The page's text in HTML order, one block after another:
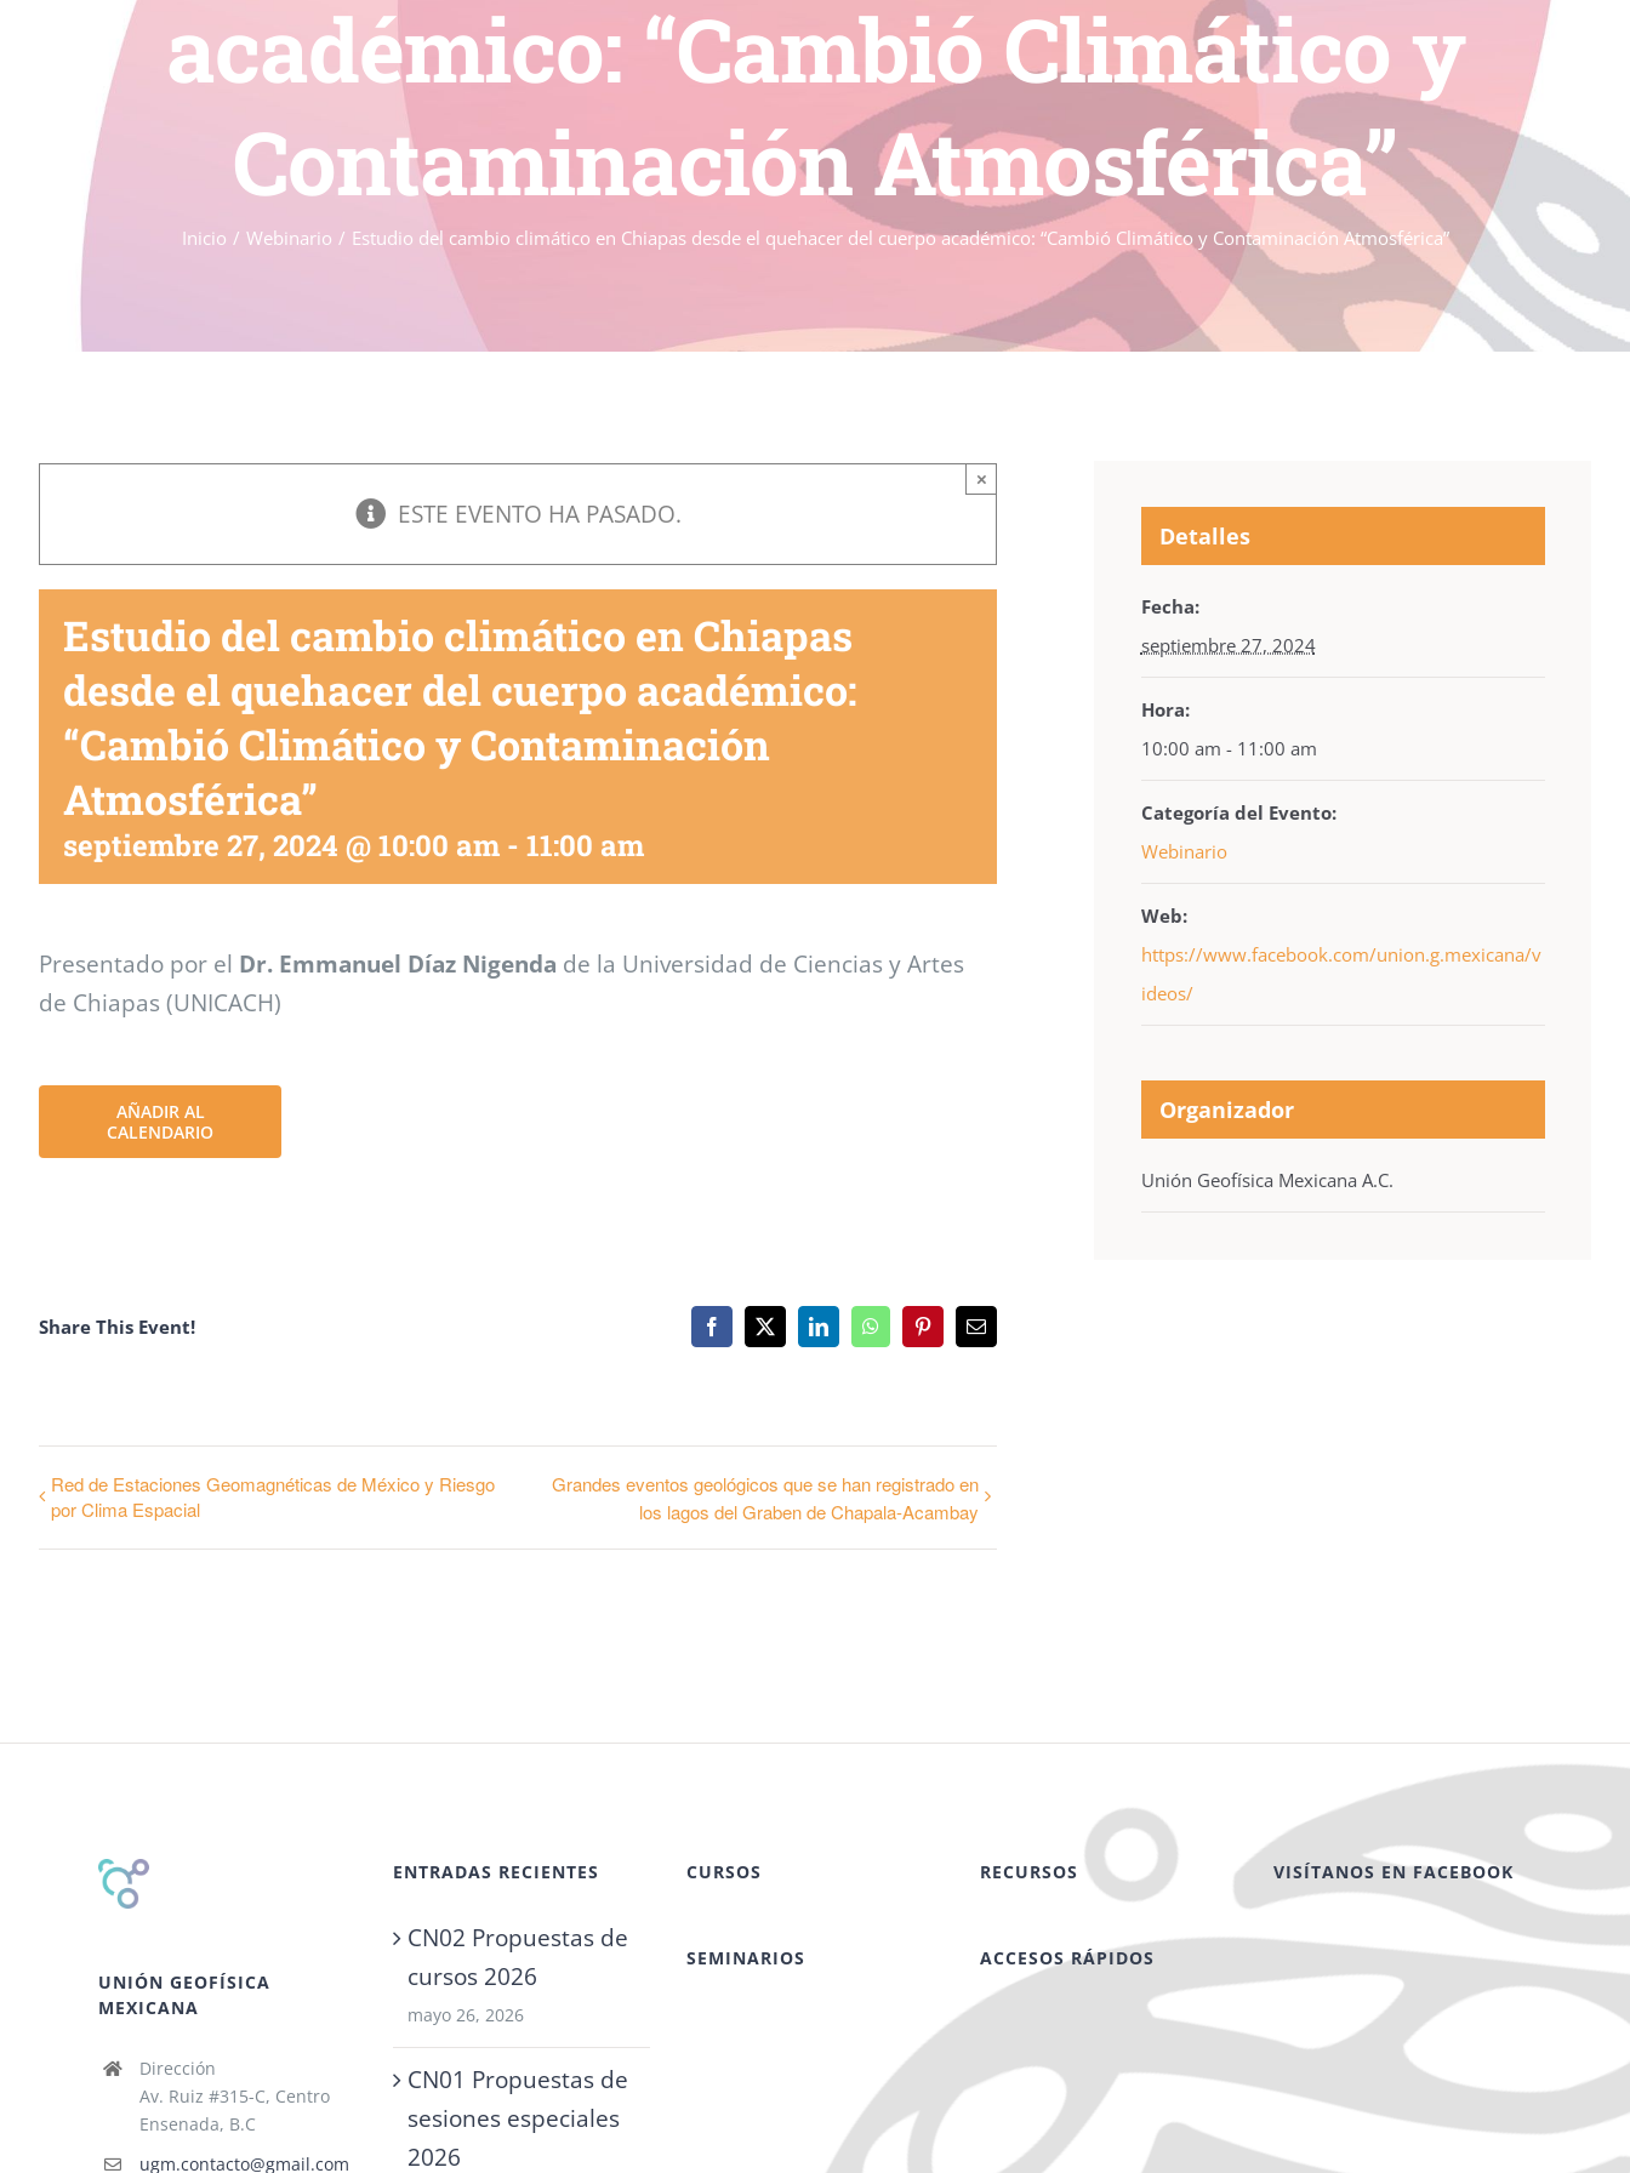
académico: “Cambió Climático y
Contaminación Atmosférica”
Inicio Webinario Estudio del cambio climático en Chiapas desde el quehacer del cuerpo académico: “Cambió Climático y Contaminación Atmosférica”
ESTE EVENTO HA PASADO.
×
Estudio del cambio climático en Chiapas
desde el quehacer del cuerpo académico:
“Cambió Climático y Contaminación
Atmosférica”
septiembre 27, 2024 @ 10:00 am - 11:00 am
Presentado por el Dr. Emmanuel Díaz Nigenda de la Universidad de Ciencias y Artes
de Chiapas (UNICACH)
AÑADIR AL
CALENDARIO
Share This Event! FacebookTwitterLinkedInWhatsAppPinterestCorreo
Red de Estaciones Geomagnéticas de México y Riesgo
por Clima Espacial
Grandes eventos geológicos que se han registrado en
los lagos del Graben de Chapala-Acambay
Detalles
Fecha:
septiembre 27, 2024
Hora:
10:00 am - 11:00 am
Categoría del Evento:
Webinario
Web:
https://www.facebook.com/union.g.mexicana/v
ideos/
Organizador
Unión Geofísica Mexicana A.C.
UNIÓN GEOFÍSICA
MEXICANA
Dirección
Av. Ruiz #315-C, Centro
Ensenada, B.C
ugm.contacto@gmail.com
ENTRADAS RECIENTES
CN02 Propuestas de
cursos 2026
mayo 26, 2026
CN01 Propuestas de
sesiones especiales
2026
CURSOS
SEMINARIOS
RECURSOS
ACCESOS RÁPIDOS
VISÍTANOS EN FACEBOOK